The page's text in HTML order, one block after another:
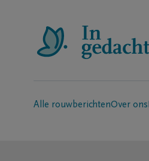
Alle rouwberichtenOver ons